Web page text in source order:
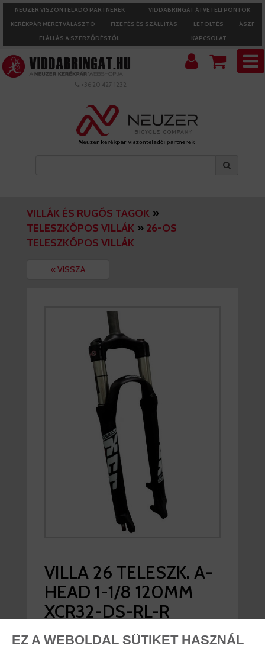
EZ A WEBOLDAL SÜTIKET HASZNÁL
NEUZER VISZONTELADÓ PARTNEREK
VIDDABRINGÁT ÁTVÉTELI PONTOK
KERÉKPÁR MÉRETVÁLASZTÓ
FIZETÉS ÉS SZÁLLÍTÁS LETÖLTÉS
ÁSZF
ELÁLLÁS A SZERZŐDÉSTŐL
KAPCSOLAT
+36 20 427 1232
VILLÁK ÉS RUGÓS TAGOK »
TELESZKÓPOS VILLÁK » 26-OS
TELESZKÓPOS VILLÁK
« VISSZA
VILLA 26 TELESZK. A-
HEAD 1-1/8 120MM
XCR32-DS-RL-R
FEKETE SUNTOUR